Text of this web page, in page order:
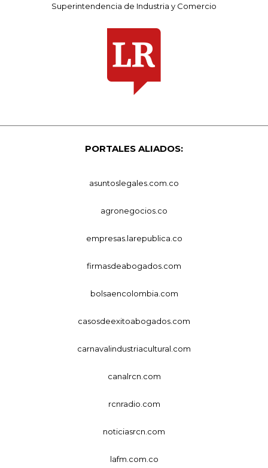
Superintendencia de Industria y Comercio
PORTALES ALIADOS:
asuntoslegales.com.co
agronegocios.co
empresas.larepublica.co
firmasdeabogados.com
bolsaencolombia.com
casosdeexitoabogados.com
carnavalindustriacultural.com
canalrcn.com
rcnradio.com
noticiasrcn.com
lafm.com.co